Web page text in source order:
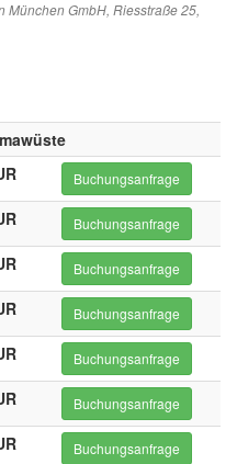
München GmbH, Riesstraße 25,
Buchungsanfrage
Buchungsanfrage
Buchungsanfrage
Buchungsanfrage
Buchungsanfrage
Buchungsanfrage
Buchungsanfrage